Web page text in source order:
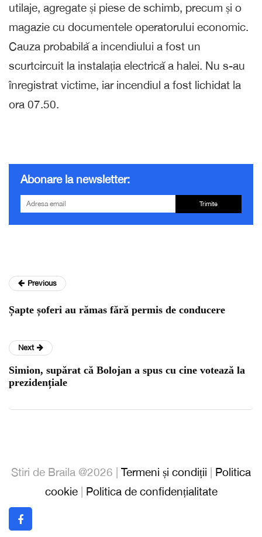
utilaje, agregate și piese de schimb, precum și o
magazie cu documentele operatorului economic.
Cauza probabilă a incendiului a fost un
scurtcircuit la instalația electrică a halei. Nu s-au
înregistrat victime, iar incendiul a fost lichidat la
ora 07.50.
Abonare la newsletter:
Trimite
Previous
Șapte șoferi au rămas fără permis de conducere
Next
Simion, supărat că Bolojan a spus cu cine votează la
prezidențiale
Stiri de Braila @2026 | Termeni și condiții | Politica
cookie| Politica de confidențialitate